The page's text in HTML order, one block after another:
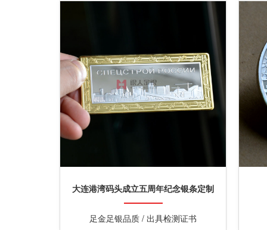
大连港湾码头成立五周年纪念银条定制
足金足银品质 / 出具检测证书